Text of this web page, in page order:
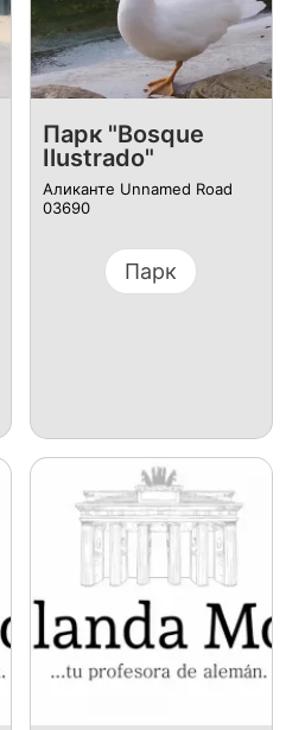
Парк "Bosque
Ilustrado"
Аликанте Unnamed Road
03690
Парк